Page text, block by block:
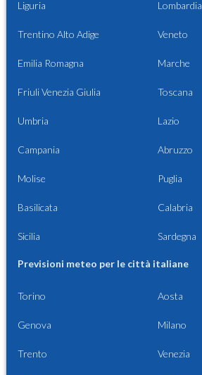
Liguria Lombardia
Trentino Alto Adige Veneto
Emilia Romagna Marche
Friuli Venezia Giulia Toscana
Umbria Lazio
Campania Abruzzo
Molise Puglia
Basilicata Calabria
Sicilia Sardegna
Previsioni meteo per le città italiane
Torino Aosta
Genova Milano
Trento Venezia